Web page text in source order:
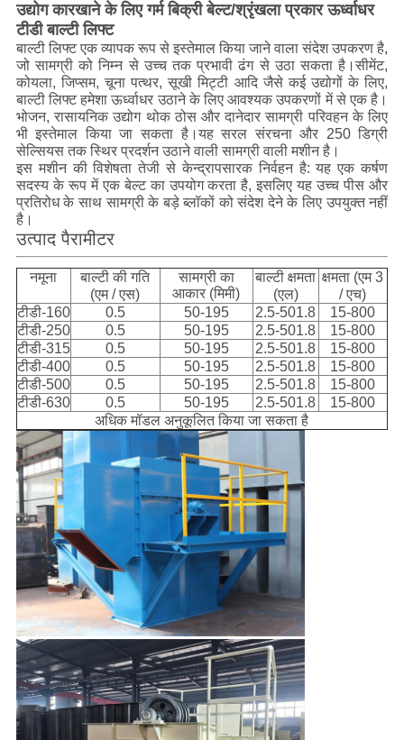
उद्योग कारखाने के लिए गर्म बिक्री बेल्ट/श्रृंखला प्रकार ऊर्ध्वाधर
टीडी बाल्टी लिफ्ट
बाल्टी लिफ्ट एक व्यापक रूप से इस्तेमाल किया जाने वाला संदेश उपकरण है,
जो सामग्री को निम्न से उच्च तक प्रभावी ढंग से उठा सकता है।सीमेंट,
कोयला, जिप्सम, चूना पत्थर, सूखी मिट्टी आदि जैसे कई उद्योगों के लिए,
बाल्टी लिफ्ट हमेशा ऊर्ध्वाधर उठाने के लिए आवश्यक उपकरणों में से एक है।
भोजन, रासायनिक उद्योग थोक ठोस और दानेदार सामग्री परिवहन के लिए
भी इस्तेमाल किया जा सकता है।यह सरल संरचना और 250 डिग्री
सेल्सियस तक स्थिर प्रदर्शन उठाने वाली सामग्री वाली मशीन है।
इस मशीन की विशेषता तेजी से केन्द्रापसारक निर्वहन है: यह एक कर्षण
सदस्य के रूप में एक बेल्ट का उपयोग करता है, इसलिए यह उच्च पीस और
प्रतिरोध के साथ सामग्री के बड़े ब्लॉकों को संदेश देने के लिए उपयुक्त नहीं
है।
उत्पाद पैरामीटर
नमूना
बाल्टी की गति
(एम / एस)
सामग्री का
आकार (मिमी)
बाल्टी क्षमता
(एल)
क्षमता (एम 3
/ एच)
टीडी-160
0.5 50-195 2.5-501.8
15-800
टीडी-250
0.5 50-195 2.5-501.8
15-800
टीडी-315
0.5 50-195 2.5-501.8
15-800
टीडी-400
0.5 50-195 2.5-501.8
15-800
टीडी-500
0.5 50-195 2.5-501.8
15-800
टीडी-630
0.5 50-195 2.5-501.8
15-800
अधिक मॉडल अनुकूलित किया जा सकता है